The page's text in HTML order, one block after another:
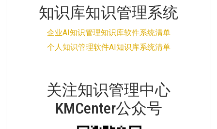
知识库知识管理系统
企业AI知识管理知识库软件系统清单
个人知识管理软件AI知识库系统清单
关注知识管理中心
KMCenter公众号